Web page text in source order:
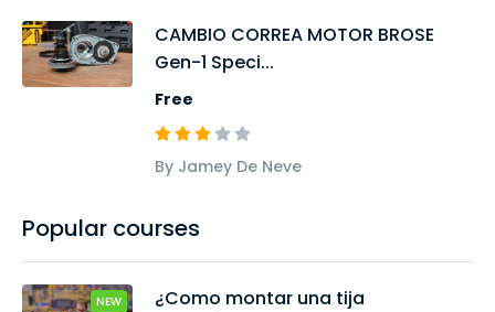
CAMBIO CORREA MOTOR BROSE
Gen-1 Speci...
Free
By Jamey De Neve
Popular courses
NEW
¿Como montar una tija